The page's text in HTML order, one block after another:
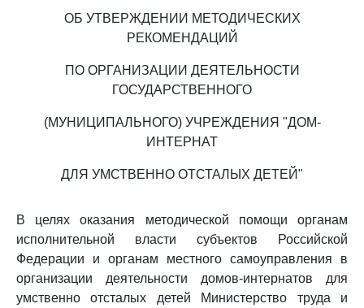
ОБ УТВЕРЖДЕНИИ МЕТОДИЧЕСКИХ
РЕКОМЕНДАЦИЙ
ПО ОРГАНИЗАЦИИ ДЕЯТЕЛЬНОСТИ
ГОСУДАРСТВЕННОГО
(МУНИЦИПАЛЬНОГО) УЧРЕЖДЕНИЯ "ДОМ-
ИНТЕРНАТ
ДЛЯ УМСТВЕННО ОТСТАЛЫХ ДЕТЕЙ"
В целях оказания методической помощи органам
исполнительной власти субъектов Российской
Федерации и органам местного самоуправления в
организации деятельности домов-интернатов для
умственно отсталых детей Министерство труда и